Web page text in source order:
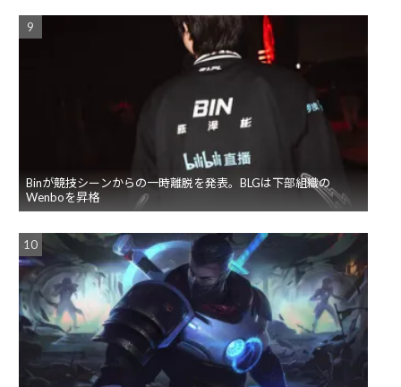
Binが競技シーンからの一時離脱を発表。BLGは下部組織の
Wenboを昇格